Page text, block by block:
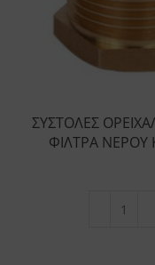
ΣΥΣΤΟΛΕΣ
ΦΙΛΤΡΑ ΝΕΡΟΥ